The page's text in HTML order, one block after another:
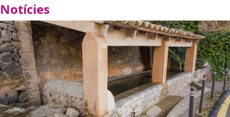
Notícies